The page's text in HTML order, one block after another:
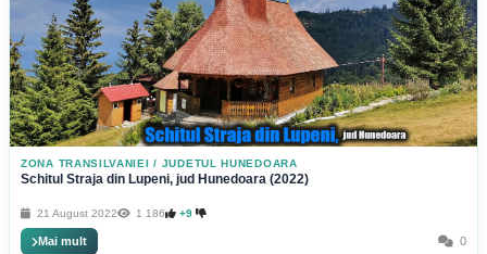
ZONA TRANSILVANIEI / JUDETUL HUNEDOARA
Schitul Straja din Lupeni, jud Hunedoara (2022)
21 August 2022 1 186 +9
Mai mult 0